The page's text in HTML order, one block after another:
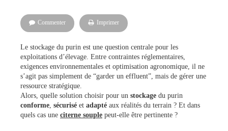
Commenter Imprimer
Le stockage du purin est une question centrale pour les
exploitations d’élevage. Entre contraintes réglementaires,
exigences environnementales et optimisation agronomique, il ne
s’agit pas simplement de “garder un effluent”, mais de gérer une
ressource stratégique.
Alors, quelle solution choisir pour un stockage du purin
conforme, sécurisé et adapté aux réalités du terrain ? Et dans
quels cas une citerne souple peut-elle être pertinente ?